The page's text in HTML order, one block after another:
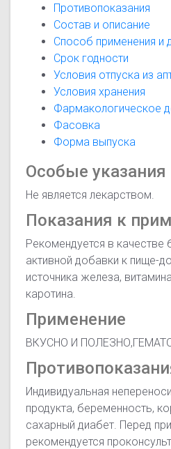
Противопоказания
Состав и описание
Способ применения и
Срок годности
Условия отпуска из
Условия хранения
Фармакологическое
Фасовка
Форма выпуска
Особые указания
Не является лекарством.
Показания к
Рекомендуется в качестве
активной добавки к пище-
источника железа,
каротина.
Применение
ВКУСНО И
Индивидуальная
продукта, беременность,
сахарный диабет. Перед
рекомендуется